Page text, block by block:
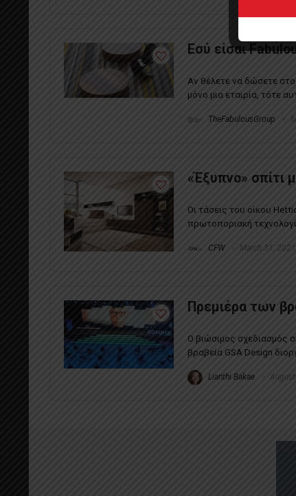
Εσύ είσαι
Αν θέλετε να δώσετε
μόνο μια εταιρία, τότε
TheFabulousGroup
«Έξυπνο» σπίτι
Οι τάσεις του οίκου
πρωτοποριακή
CFW March 31, 2021
Πρεμιέρα των
Ο βιώσιμος σχεδιασμός
βραβεία GSA Design
Lianthi Βakae